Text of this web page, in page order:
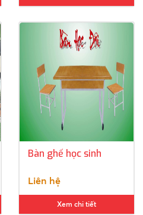
Bàn ghế học sinh
Liên hệ
Xem chi tiết